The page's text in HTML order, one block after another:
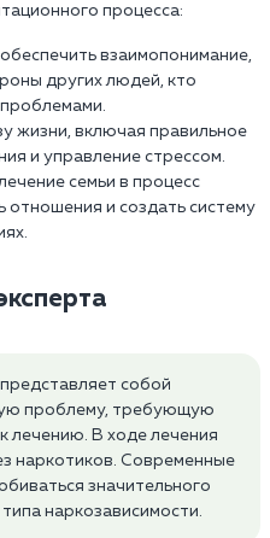
процесса:
взаимопонимание,
других людей, кто
жизни, включая правильное
и управление стрессом.
семьи в процесс
и создать систему
собой
проблему, требующую
лечению. В ходе лечения
наркотиков. Современные
значительного
наркозависимости.